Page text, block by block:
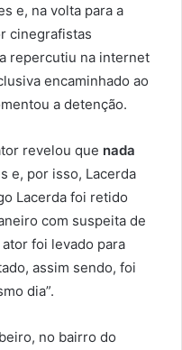
e, na volta para a
cinegrafistas
repercutiu na internet
encaminhado ao
a detenção.
revelou que nada
e, por isso, Lacerda
Lacerda foi retido
com suspeita de
foi levado para
assim sendo, foi
dia”.
no bairro do